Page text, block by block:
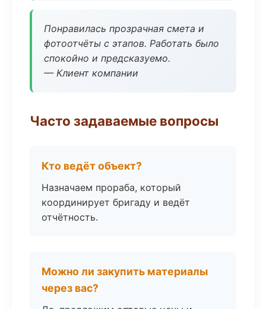
Понравилась прозрачная смета и
фотоотчёты с этапов. Работать было
спокойно и предсказуемо.
— Клиент компании
Часто задаваемые вопросы
Кто ведёт объект?
Назначаем прораба, который
координирует бригаду и ведёт
отчётность.
Можно ли закупить материалы
через вас?